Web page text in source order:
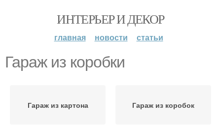
ИНТЕРЬЕР И ДЕКОР
главная новости статьи
Гараж из коробки
Гараж из картона Гараж из коробок